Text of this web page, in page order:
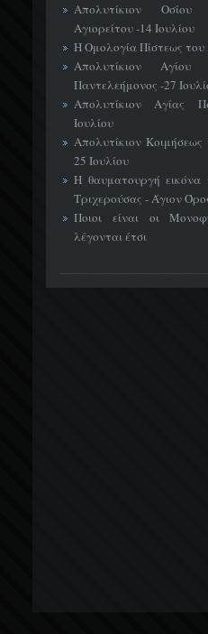
Απολυτίκιον
Αγιορείτου -14 Ιουλίου
Η Ομολογία Πίστεως του
Απολυτίκιον Αγίου
Παντελεήμονος -27
Απολυτίκιον Αγίας
Ιουλίου
Απολυτίκιον
25 Ιουλίου
Η θαυματουργή εικόνα
Τριχερούσας - Άγιον
Ποιοι είναι οι
λέγονται έτσι